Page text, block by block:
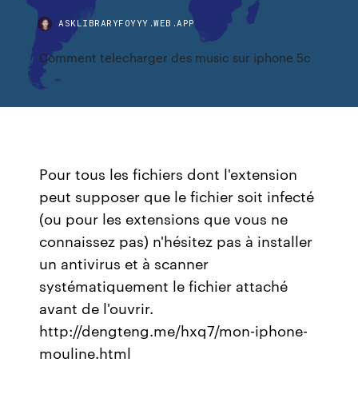
ASKLIBRARYFOYYY.WEB.APP
Comment telecharger des music sur iphone 5c
Pour tous les fichiers dont l'extension
peut supposer que le fichier soit infecté
(ou pour les extensions que vous ne
connaissez pas) n'hésitez pas à installer
un antivirus et à scanner
systématiquement le fichier attaché
avant de l'ouvrir.
http://dengteng.me/hxq7/mon-iphone-
mouline.html